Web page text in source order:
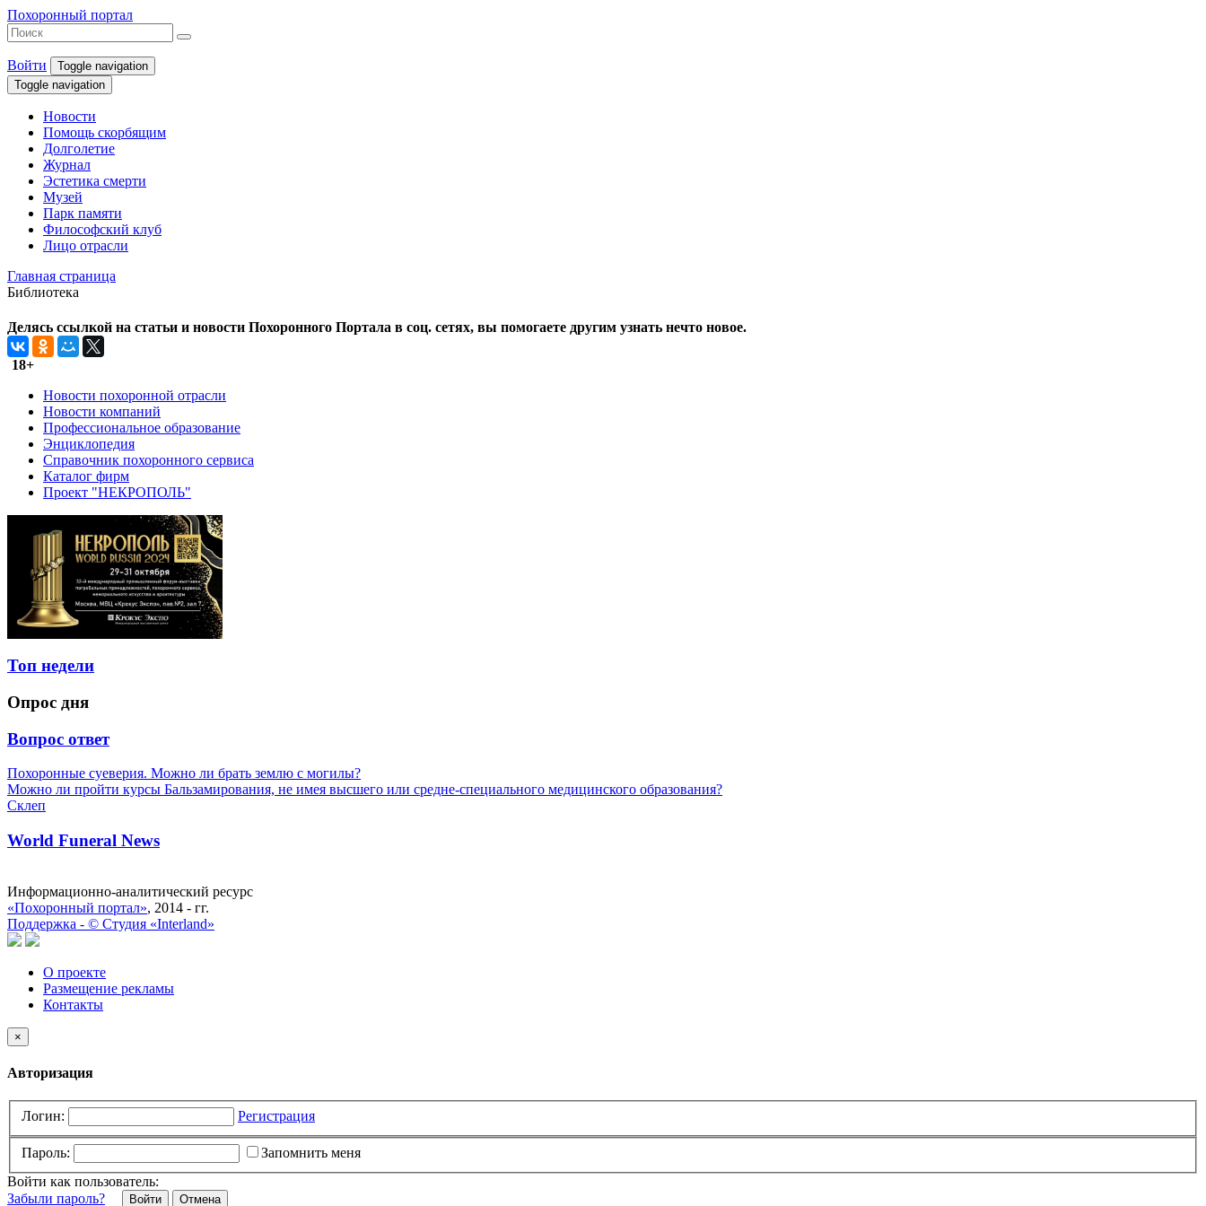
Похоронный портал
Войти
Toggle navigation
Toggle navigation
Новости
Помощь скорбящим
Долголетие
Журнал
Эстетика смерти
Музей
Парк памяти
Философский клуб
Лицо отрасли
Главная страница
Библиотека
Делясь ссылкой на статьи и новости Похоронного Портала в соц. сетях, вы помогаете другим узнать нечто новое.
18+
Новости похоронной отрасли
Новости компаний
Профессиональное образование
Энциклопедия
Справочник похоронного сервиса
Каталог фирм
Проект "НЕКРОПОЛЬ"
Топ недели
Опрос дня
Вопрос ответ
Похоронные суеверия. Можно ли брать землю с могилы?
Можно ли пройти курсы Бальзамирования, не имея высшего или средне-специального медицинского образования?
Склеп
World Funeral News
Информационно-аналитический ресурс
«Похоронный портал», 2014 - гг.
Поддержка - © Cтудия «Interland»
О проекте
Размещение рекламы
Контакты
×
Авторизация
Логин: Регистрация
Пароль:
Запомнить меня
Войти как пользователь:
Забыли пароль?
Отмена